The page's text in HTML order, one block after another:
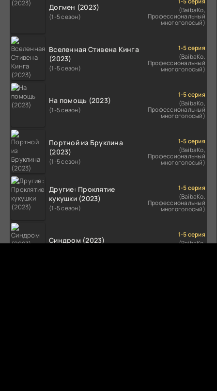
Догмен (2023)
(1-5 сезон)
(BaibaKo,
Профессиональный
многоголосый)
Вселенная Стивена Кинга
(2023)
(1-5 сезон)
1-5 серия
(BaibaKo,
Профессиональный
многоголосый)
На помощь (2023)
(1-5 сезон)
1-5 серия
(BaibaKo,
Профессиональный
многоголосый)
Портной из Бруклина
(2023)
(1-5 сезон)
1-5 серия
(BaibaKo,
Профессиональный
многоголосый)
Другие: Проклятие
кукушки (2023)
(1-5 сезон)
1-5 серия
(BaibaKo,
Профессиональный
многоголосый)
Синдром (2023)
1-5 серия
(BaibaKo,